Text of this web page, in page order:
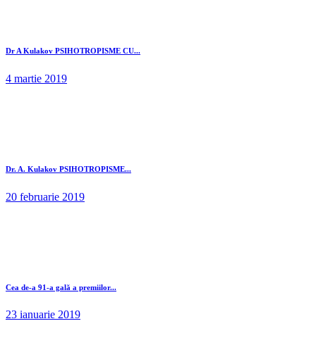
Dr A Kulakov PSIHOTROPISME CU...
4 martie 2019
Dr. A. Kulakov PSIHOTROPISME...
20 februarie 2019
Cea de-a 91-a gală a premiilor...
23 ianuarie 2019